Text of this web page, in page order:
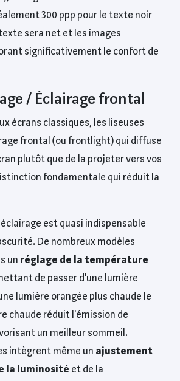
300 ppp pour le texte noir
sera net et les images
significativement le confort de
/ Éclairage frontal
écrans classiques, les liseuses
frontal (ou frontlight) qui diffuse
plutôt que de la projeter vers vos
fondamentale qui réduit la
est quasi indispensable
De nombreux modèles
un réglage de la température
de passer d'une lumière
lumière orangée plus chaude le
chaude réduit l'émission de
un meilleur sommeil.
intègrent même un ajustement
la luminosité et de la